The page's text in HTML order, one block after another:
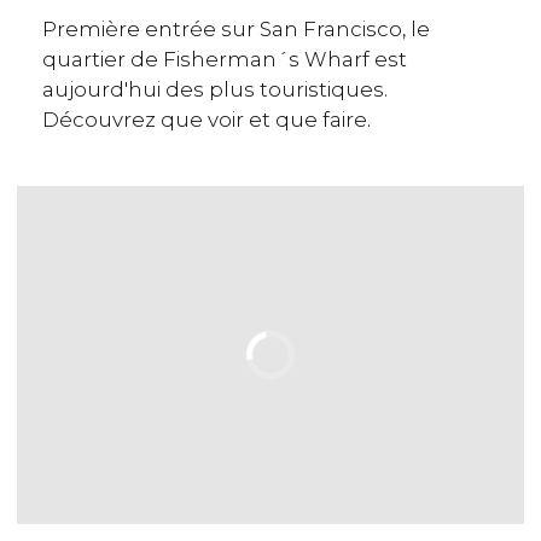
Première entrée sur San Francisco, le
quartier de Fisherman´s Wharf est
aujourd'hui des plus touristiques.
Découvrez que voir et que faire.